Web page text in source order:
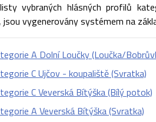
vybraných hlásných profilů
vygenerovány systémem na
A Dolní Loučky (Loučka/
C Ujčov - koupaliště (Svratka)
C Veverská Bítýška (Bílý potok)
A Veverská Bítýška (Svratka)